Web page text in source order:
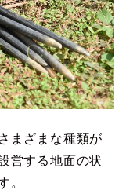
まざまな種類が
営する地面の状
。